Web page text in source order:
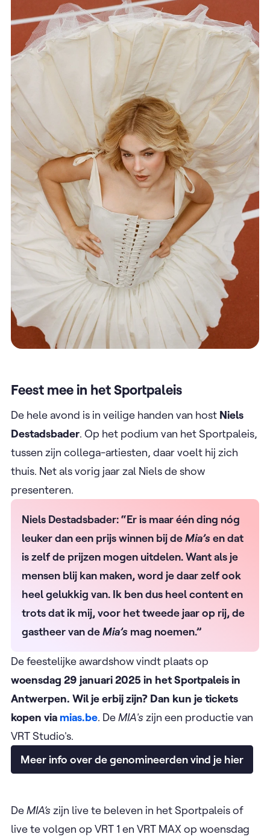
Feest mee in het Sportpaleis
De hele avond is in veilige handen van host Niels
Destadsbader. Op het podium van het Sportpaleis,
tussen zijn collega-artiesten, daar voelt hij zich
thuis. Net als vorig jaar zal Niels de show
presenteren.
Niels Destadsbader: “Er is maar één ding nóg
leuker dan een prijs winnen bij deMia’sen dat
is zelf de prijzen mogen uitdelen. Want als je
mensen blij kan maken, word je daar zelf ook
heel gelukkig van. Ik ben dus heel content en
trots dat ik mij, voor het tweede jaar op rij, de
gastheer van deMia’s mag noemen.”
De feestelijke awardshow vindt plaats op
woensdag 29 januari 2025 in het Sportpaleis in
Antwerpen. Wil je erbij zijn? Dan kun je tickets
kopen via mias.be. DeMIA'szijn een productie van
VRT Studio's.
Meer info over de genomineerden vind je hier
DeMIA’szijn live te beleven in het Sportpaleis of
live te volgen op VRT 1 en VRT MAX op woensdag